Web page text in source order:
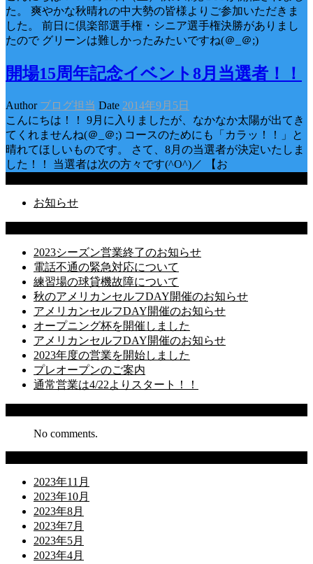
た。 爽やかな秋晴れの中大勢の皆様よりご参加いただきま
した。 前日に倶楽部選手権・シニア選手権決勝がありまし
たので グリーンは難しかったみたいですね(＠_＠;)
開場15周年記念イベント8月当選者！！
Author ブログ担当 Date 2014年9月5日
こんにちは！！ 9月に入りましたが、なかなか太陽が出てき
てくれませんね(＠_＠;) コースのためにも「カラッ！！」と
晴れてほしいものです。 さて、8月の当選者が決定いたしま
した！！ 当選者は次の方々です(^O^)／ 【お
お知らせ
2023シーズン営業終了のお知らせ
電話不通の緊急対応について
練習場の球貸機故障について
秋のアメリカンセルフDAY開催のお知らせ
アメリカンセルフDAY開催のお知らせ
オープニング杯を開催しました
アメリカンセルフDAY開催のお知らせ
2023年度の営業を開始しました
プレオープンのご案内
通常営業は4/22よりスタート！！
No comments.
2023年11月
2023年10月
2023年8月
2023年7月
2023年5月
2023年4月